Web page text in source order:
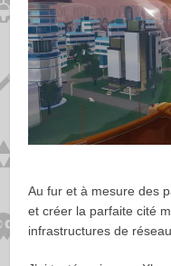
Au fur et à mesure des
et créer la parfaite cité
infrastructures de